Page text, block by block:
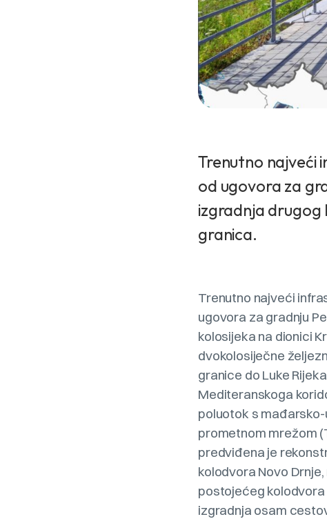
Trenutno najveći
od ugovora za
izgradnja drugog
granica.
Trenutno najveći
ugovora za gradnju
kolosijeka na dionici
dvokolosiječne
granice do Luke
Mediteranskoga
poluotok s
prometnom mrežom
predviđena je
kolodvora Novo
postojećeg
izgradnja osam